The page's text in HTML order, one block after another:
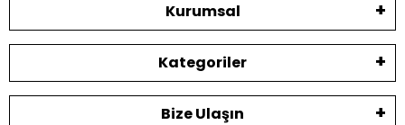
Kurumsal
Kategoriler
Bize Ulaşın